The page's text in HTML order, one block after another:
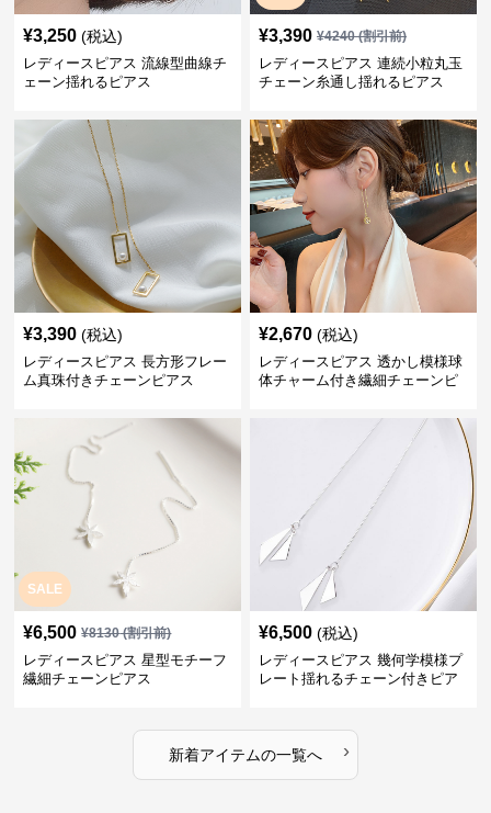
¥3,250 (税込)
レディースピアス 流線型曲線チ
ェーン揺れるピアス
¥3,390 ¥4240(割引前)
レディースピアス 連続小粒丸玉
チェーン糸通し揺れるピアス
¥3,390 (税込)
レディースピアス 長方形フレー
ム真珠付きチェーンピアス
¥2,670 (税込)
レディースピアス 透かし模様球
体チャーム付き繊細チェーンピ
SALE
¥6,500 ¥8130(割引前)
レディースピアス 星型モチーフ
繊細チェーンピアス
¥6,500 (税込)
レディースピアス 幾何学模様プ
レート揺れるチェーン付きピア
新着アイテムの一覧へ ›